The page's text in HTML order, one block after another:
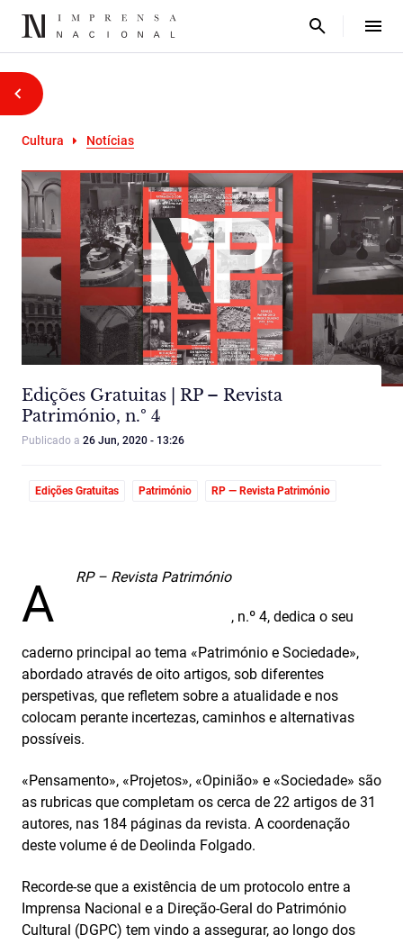
Cultura Notícias
Edições Gratuitas | RP – Revista
Património, n.º 4
Publicado a 26 Jun, 2020 - 13:26
Edições Gratuitas Património RP — Revista Património
A RP – Revista Património
, n.º 4, dedica o seu
caderno principal ao tema «Património e Sociedade»,
abordado através de oito artigos, sob diferentes
perspetivas, que refletem sobre a atualidade e nos
colocam perante incertezas, caminhos e alternativas
possíveis.
«Pensamento», «Projetos», «Opinião» e «Sociedade» são
as rubricas que completam os cerca de 22 artigos de 31
autores, nas 184 páginas da revista. A coordenação
deste volume é de Deolinda Folgado.
Recorde-se que a existência de um protocolo entre a
Imprensa Nacional e a Direção-Geral do Património
Cultural (DGPC) tem vindo a assegurar, ao longo dos